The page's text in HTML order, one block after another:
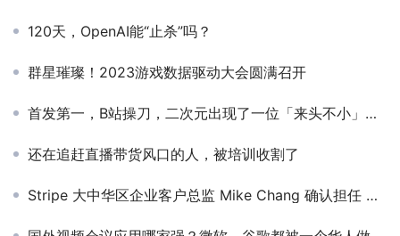
120天，OpenAI能“止杀”吗？
群星璀璨！2023游戏数据驱动大会圆满召开
首发第一，B站操刀，二次元出现了一位「来头不小」的挑战者
还在追赶直播带货风口的人，被培训收割了
Stripe 大中华区企业客户总监 Mike Chang 确认担任 GICC2025丨第六届全球互联网产业CEO大会游戏峰会演讲嘉宾&圆桌嘉宾！